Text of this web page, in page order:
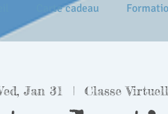
Carte cadeau
Jan 31
  |
Classe